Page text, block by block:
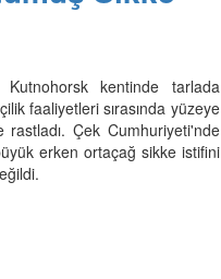
Kutnohorsk kentinde tarlada
faaliyetleri sırasında yüzeye
rastladı. Çek Cumhuriyeti'nde
erken ortaçağ sikke istifini